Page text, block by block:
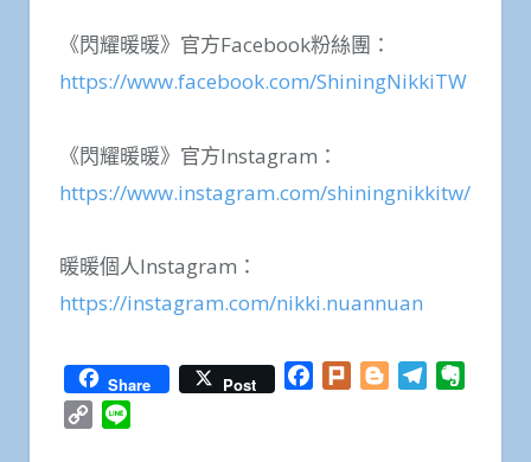
《閃耀暖暖》官方Facebook粉絲團：
https://www.facebook.com/ShiningNikkiTW
《閃耀暖暖》官方Instagram：
https://www.instagram.com/shiningnikkitw/
暖暖個人Instagram：
https://instagram.com/nikki.nuannuan
Share Post Facebook
Plurk BloggerTelegram
Copy